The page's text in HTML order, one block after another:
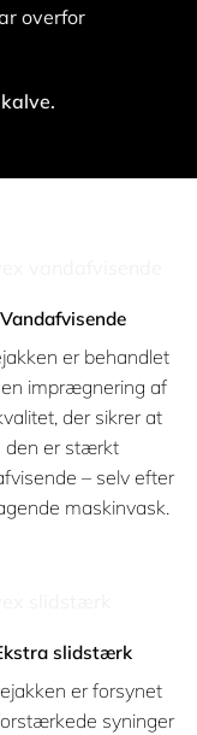
overfor
Vandafvisende
er behandlet
imprægnering af
der sikrer at
den er stærkt
– selv efter
maskinvask.
slidstærk
er forsynet
syninger